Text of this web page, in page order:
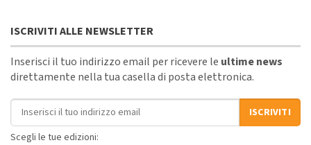
ISCRIVITI ALLE NEWSLETTER
Inserisci il tuo indirizzo email per ricevere le ultime news
direttamente nella tua casella di posta elettronica.
Indirizzo email
ISCRIVITI
Scegli le tue edizioni: